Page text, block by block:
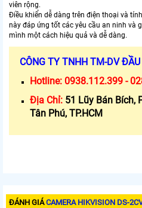
viên rộng.
Điều khiển dễ dàng trên điện thoại và
này đáp ứng tốt các yêu cầu an ninh và
mình một cách hiệu quả và dễ dàng.
CÔNG TY TNHH TM-DV
Hotline: 0938.112.399 -
Địa Chỉ: 51 Lũy Bán Bích,
Tân Phú, TP.HCM
ĐÁNH GIÁCAMERA HIKVISION DS-